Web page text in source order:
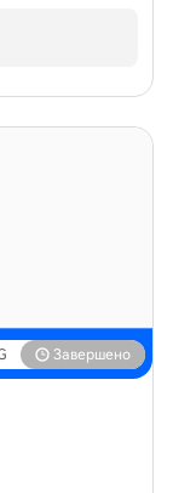
Завершено